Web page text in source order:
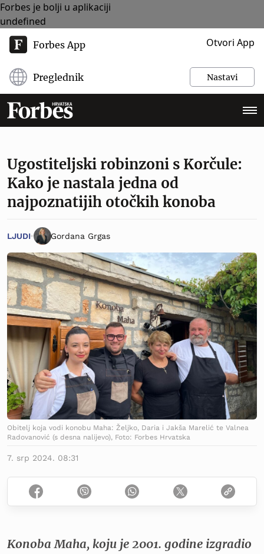
Forbes je bolji u aplikaciji
undefined
Forbes App Otvori App
Preglednik Nastavi
Ugostiteljski robinzoni s Korčule:
Kako je nastala jedna od
najpoznatijih otočkih konoba
LJUDI Gordana Grgas
Obitelj koja vodi konobu Maha: Željko, Daria i Jakša Marelić te Valnea
Radovanović (s desna nalijevo), Foto: Forbes Hrvatska
7. srp 2024. 08:31
Konoba Maha, koju je 2001. godine izgradio